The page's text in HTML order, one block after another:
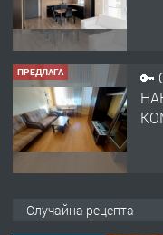
ПРЕДЛАГА
Случайна рецепта